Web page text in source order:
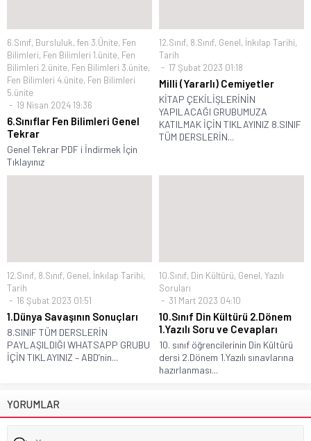
6.Sınıf, Bursluluk, fen 3.Ünite, Fen
Bilimleri, Fen Bilimleri 1.ünite, Fen
Bilimleri 2.ünite, Fen Bilimleri 3.ünite,
Fen Bilimleri 4.ünite, Fen Bilimleri
5.ünite
19 Nisan 2024 19:36
6.Sınıflar Fen Bilimleri Genel
Tekrar
Genel Tekrar PDF i İndirmek İçin
Tıklayınız
12.Sınıf, 8.Sınıf, Genel, İnkılap Tarihi,
Tarih
17 Şubat 2023 01:18
Milli (Yararlı) Cemiyetler
KİTAP ÇEKİLİŞLERİNİN
YAPILACAĞI GRUBUMUZA
KATILMAK İÇİN TIKLAYINIZ 8.SINIF
TÜM DERSLERİN...
12.Sınıf, 8.Sınıf, Genel, İnkılap Tarihi,
Tarih
16 Şubat 2023 01:51
1.Dünya Savaşının Sonuçları
8.SINIF TÜM DERSLERİN
PAYLAŞILDIĞI WHATSAPP GRUBU
İÇİN TIKLAYINIZ – ABD’nin...
10.Sınıf, Din Kültürü, Genel, Yazılı
Soruları
31 Mart 2023 04:10
10.Sınıf Din Kültürü 2.Dönem
1.Yazılı Soru ve Cevapları
10. sınıf öğrencilerinin Din Kültürü
dersi 2.Dönem 1.Yazılı sınavlarına
hazırlanması...
YORUMLAR